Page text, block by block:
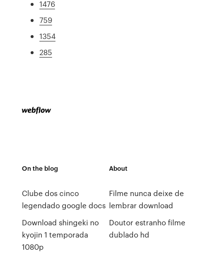
1476
759
1354
285
On the blog
Clube dos cinco
legendado google docs
Download shingeki no
kyojin 1 temporada
1080p
About
Filme nunca deixe de
lembrar download
Doutor estranho filme
dublado hd